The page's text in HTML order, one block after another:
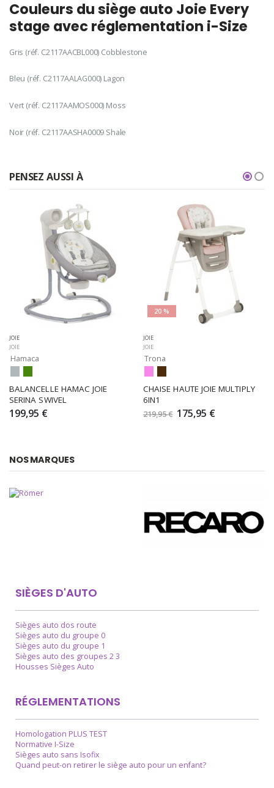
Couleurs du siège auto Joie Every
stage avec réglementation i-Size
Gris (réf. C2117AACBL000) Cobblestone
Bleu (réf. C2117AALAG000) Lagon
Vert (réf. C2117AAMOS000) Moss
Noir (réf. C2117AASHA0009 Shale
PENSEZ AUSSI À
JOIE
JOIE
Hamaca
BALANCELLE HAMAC JOIE
SERINA SWIVEL
199,95 €
20 %
JOIE
JOIE
Trona
CHAISE HAUTE JOIE MULTIPLY
6IN1
219,95 € 175,95 €
NOS MARQUES
SIÈGES D'AUTO
Sièges auto dos route
Sièges auto du groupe 0
Sièges auto du groupe 1
Sièges auto des groupes 2 3
Housses Sièges Auto
RÉGLEMENTATIONS
Homologation PLUS TEST
Normative I-Size
Sièges auto sans Isofix
Quand peut-on retirer le siège auto pour un enfant?